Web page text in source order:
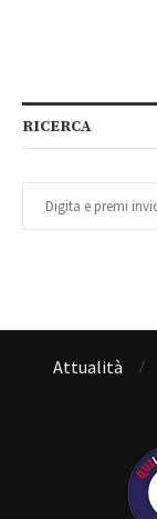
RICERCA
Attualità